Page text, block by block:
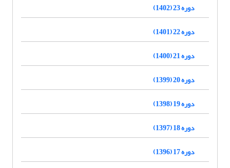
دوره 23 (1402)
دوره 22 (1401)
دوره 21 (1400)
دوره 20 (1399)
دوره 19 (1398)
دوره 18 (1397)
دوره 17 (1396)